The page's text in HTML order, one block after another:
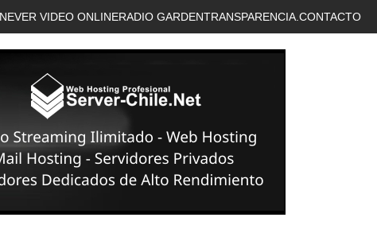
VER VIDEO ONLINERADIO GARDENTRANSPARENCIA. CONTACTO